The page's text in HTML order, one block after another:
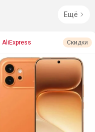
Ещё
AliExpress Скидки